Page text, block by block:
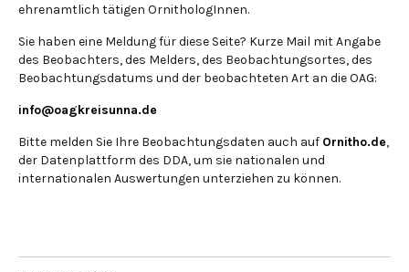
ehrenamtlich tätigen OrnithologInnen.
Sie haben eine Meldung für diese Seite? Kurze Mail mit Angabe
des Beobachters, des Melders, des Beobachtungsortes, des
Beobachtungsdatums und der beobachteten Art an die OAG:
info@oagkreisunna.de
Bitte melden Sie Ihre Beobachtungsdaten auch auf Ornitho.de,
der Datenplattform des DDA, um sie nationalen und
internationalen Auswertungen unterziehen zu können.